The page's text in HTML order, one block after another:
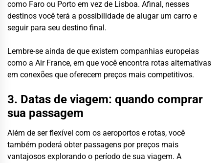
como Faro ou Porto em vez de Lisboa. Afinal, nesses
destinos você terá a possibilidade de alugar um carro e
seguir para seu destino final.
Lembre-se ainda de que existem companhias europeias
como a Air France, em que você encontra rotas alternativas
em conexões que oferecem preços mais competitivos.
3. Datas de viagem: quando comprar
sua passagem
Além de ser flexível com os aeroportos e rotas, você
também poderá obter passagens por preços mais
vantajosos explorando o período de sua viagem. A